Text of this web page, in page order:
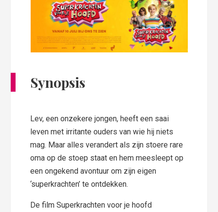
Synopsis
Lev, een onzekere jongen, heeft een saai
leven met irritante ouders van wie hij niets
mag. Maar alles verandert als zijn stoere rare
oma op de stoep staat en hem meesleept op
een ongekend avontuur om zijn eigen
‘superkrachten’ te ontdekken.
De film Superkrachten voor je hoofd